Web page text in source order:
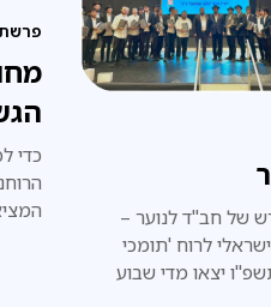
של חב"ד לנוער –
לרוח 'תומכי
יצאו מדי שבוע
כדי